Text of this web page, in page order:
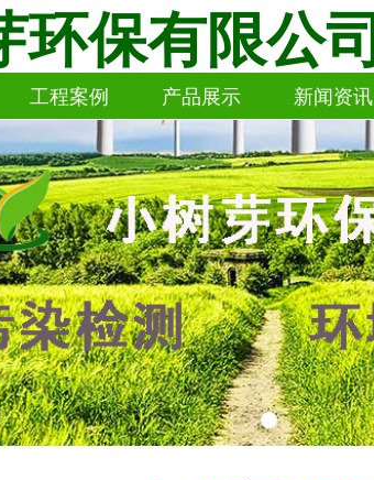
工程案例
工程案例
产品展示
产品展示
新闻资讯
新闻资讯
环保有限公司